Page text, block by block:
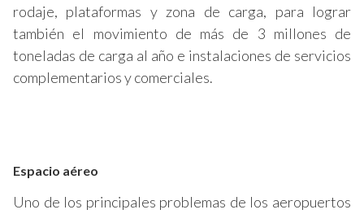
rodaje, plataformas y zona de carga, para lograr
también el movimiento de más de 3 millones de
toneladas de carga al año e instalaciones de servicios
complementarios y comerciales.
Espacio aéreo
Uno de los principales problemas de los aeropuertos